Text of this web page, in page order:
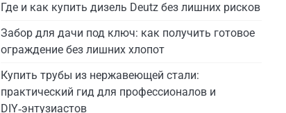
Где и как купить дизель Deutz без лишних рисков
Забор для дачи под ключ: как получить готовое
ограждение без лишних хлопот
Купить трубы из нержавеющей стали:
практический гид для профессионалов и
DIY‑энтузиастов